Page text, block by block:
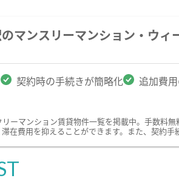
マンスリーマンション・ウィ
契約時の手続きが簡略化 追加費
ーマンション賃貸物件一覧を掲載中。手数料
在費用を抑えることができます。また、契約